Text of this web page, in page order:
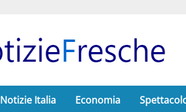
Notizie Italia Economia